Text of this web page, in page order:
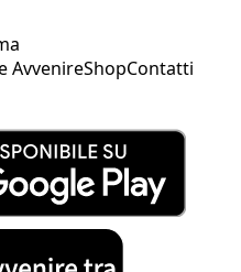
AvvenireShopContatti